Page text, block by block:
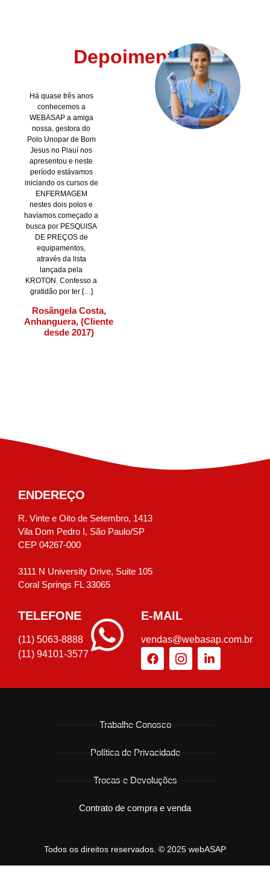
Depoimentos
Há quase três anos
conhecemos a
WEBASAP a amiga
nossa, gestora do
Polo Unopar de Bom
Jesus no Piauí nos
apresentou e neste
período estávamos
iniciando os cursos de
ENFERMAGEM
nestes dois polos e
havíamos começado a
busca por PESQUISA
DE PREÇOS de
equipamentos,
através da lista
lançada pela
KROTON. Confesso a
gratidão por ter […]
Rosângela Costa,
Anhanguera, (Cliente
desde 2017)
ENDEREÇO
R. Vinte e Oito de Setembro, 1413
Vila Dom Pedro I, São Paulo/SP
CEP 04267-000
3111 N University Drive, Suite 105
Coral Springs FL 33065
TELEFONE
(11) 5063-8888
(11) 94101-3577
E-MAIL
vendas@webasap.com.br
Todos os direitos reservados. © 2025 webASAP
Trabalhe Conosco
Política de Privacidade
Trocas e Devoluções
Contrato de compra e venda